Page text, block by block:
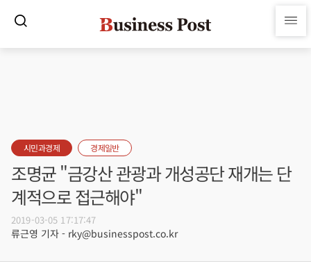
시민과경제 경제일반
조명균 "금강산 관광과 개성공단 재개는 단
계적으로 접근해야"
2019-03-05 17:17:47
류근영 기자 - rky@businesspost.co.kr